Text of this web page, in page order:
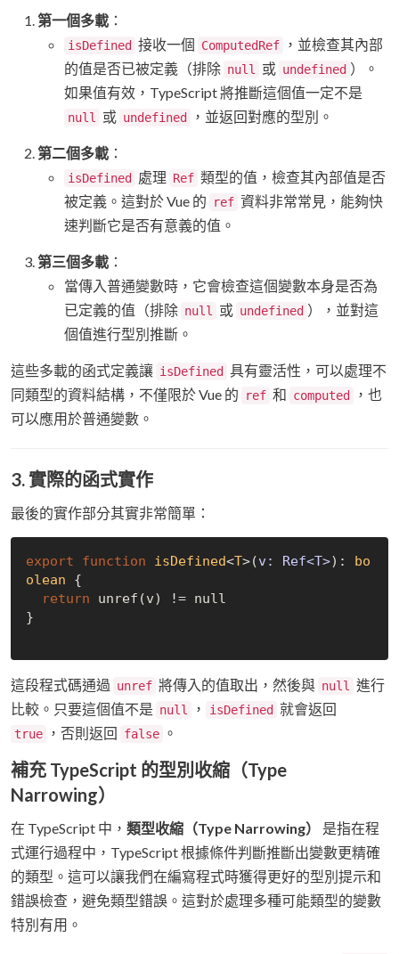
第一個多載 ：
isDefined 接收一個 ComputedRef
，並檢查其內部
的值是否已被定義（排除 null 或 undefined ）。
如果值有效，TypeScript 將推斷這個值一定不是
null 或 undefined ，並返回對應的型別。
第二個多載 ：
isDefined 處理 Ref 類型的值，檢查其內部值是否
被定義。這對於 Vue 的
ref 資料非常常見，能夠快
速判斷它是否有意義的值。
第三個多載 ：
當傳入普通變數時，它會檢查這個變數本身是否為
已定義的值（排除 null 或 undefined ），並對這
個值進行型別推斷。
這些多載的函式定義讓 isDefined 具有靈活性，可以處理不
同類型的資料結構，不僅限於 Vue 的
ref 和 computed
，也
可以應用於普通變數。
3. 實際的函式實作
最後的實作部分其實非常簡單：
export function isDefined<T>(v: Ref<T>): bo
olean
{
return unref(v) != null
}
這段程式碼通過 unref 將傳入的值取出，然後與 null 進行
比較。只要這個值不是 null ， isDefined 就會返回
true ，否則返回 false 。
補充 TypeScript 的型別收縮（Type
Narrowing）
在 TypeScript 中， 類型收縮（Type Narrowing）
是指在程
式運行過程中，TypeScript 根據條件判斷推斷出變數更精確
的類型。這可以讓我們在編寫程式時獲得更好的型別提示和
錯誤檢查，避免類型錯誤。這對於處理多種可能類型的變數
特別有用。